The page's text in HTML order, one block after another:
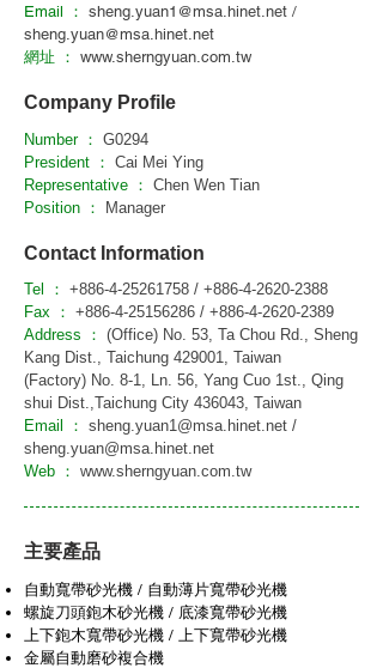
Email ： sheng.yuan1@msa.hinet.net /
sheng.yuan@msa.hinet.net
網址 ： www.sherngyuan.com.tw
Company Profile
Number ： G0294
President ： Cai Mei Ying
Representative ： Chen Wen Tian
Position ：
Manager
Contact Information
Tel ： +886-4-25261758 / +886-4-2620-2388
Fax ： +886-4-25156286 / +886-4-2620-2389
Address ： (Office) No. 53, Ta Chou Rd., Sheng
Kang Dist., Taichung 429001, Taiwan
(Factory) No. 8-1, Ln. 56, Yang Cuo 1st., Qing
shui Dist.,Taichung City 436043, Taiwan
Email ： sheng.yuan1@msa.hinet.net /
sheng.yuan@msa.hinet.net
Web ： www.sherngyuan.com.tw
主要產品
自動寬帶砂光機 / 自動薄片寬帶砂光機
螺旋刀頭鉋木砂光機 / 底漆寬帶砂光機
上下鉋木寬帶砂光機 / 上下寬帶砂光機
金屬自動磨砂複合機